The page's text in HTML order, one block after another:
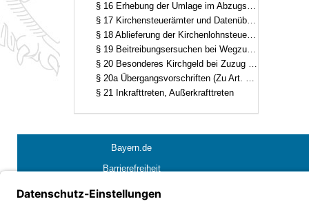
§ 16 Erhebung der Umlage im Abzugsverfahren (Zu Art. 15 KirchStG)
§ 17 Kirchensteuerämter und Datenübermittlung durch staatliche Finanzämter (Zu Art. 17 KirchStG)
§ 18 Ablieferung der Kirchenlohnsteuer und der Kirchenkapitalertragsteuer sowie Außenprüfung (Zu Art. 17 KirchStG)
§ 19 Beitreibungsersuchen bei Wegzug des Umlagepflichtigen aus dem Freistaat Bayern (Zu Art. 17 KirchStG)
§ 20 Besonderes Kirchgeld bei Zuzug oder Wegzug über die Landesgrenze (Zu Art. 22 KirchStG)
§ 20a Übergangsvorschriften (Zu Art. 26b KirchStG)
§ 21 Inkrafttreten, Außerkrafttreten
Bayern.de
Barrierefreiheit